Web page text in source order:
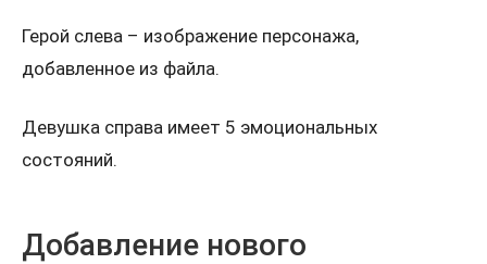
Герой слева – изображение персонажа,
добавленное из файла.
Девушка справа имеет 5 эмоциональных
состояний.
Добавление нового